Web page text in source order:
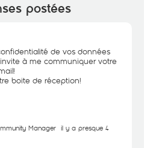
postées
de vos données
à me communiquer votre
boite de réception!
Manager il y a presque 4